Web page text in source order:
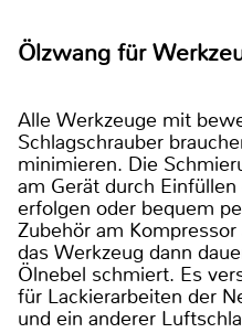
Ölzwang für
Alle Werkzeuge mit
Schlagschrauber
minimieren. Die
am Gerät durch
erfolgen oder bequem
Zubehör am
das Werkzeug dann
Ölnebel schmiert. Es
für Lackierarbeiten der
und ein anderer